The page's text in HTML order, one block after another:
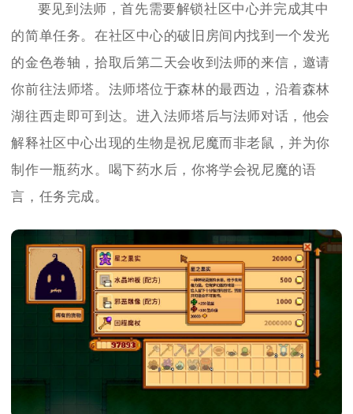
要见到法师，首先需要解锁社区中心并完成其中
的简单任务。在社区中心的破旧房间内找到一个发光
的金色卷轴，拾取后第二天会收到法师的来信，邀请
你前往法师塔。法师塔位于森林的最西边，沿着森林
湖往西走即可到达。进入法师塔后与法师对话，他会
解释社区中心出现的生物是祝尼魔而非老鼠，并为你
制作一瓶药水。喝下药水后，你将学会祝尼魔的语
言，任务完成。